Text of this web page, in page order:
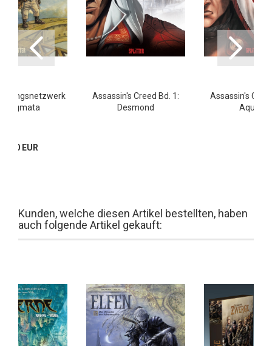
Stigmata
EUR
Assassin's Creed Bd. 1:
Desmond
Assassin's
Aquilus
Kunden, welche diesen Artikel bestellten, haben
auch folgende Artikel gekauft: